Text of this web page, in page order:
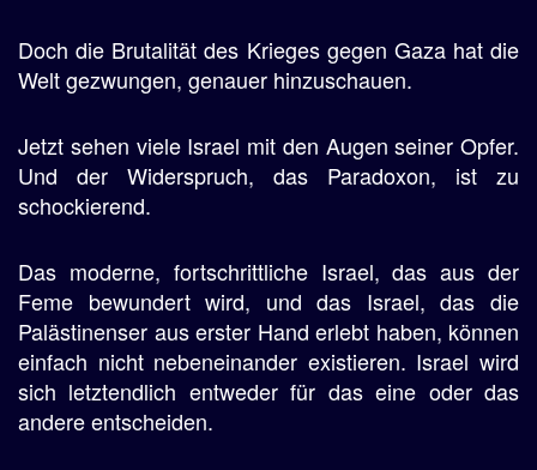
Doch die Brutalität des Krieges gegen Gaza hat die
Welt gezwungen, genauer hinzuschauen.
Jetzt sehen viele Israel mit den Augen seiner Opfer.
Und der Widerspruch, das Paradoxon, ist zu
schockierend.
Das moderne, fortschrittliche Israel, das aus der
Feme bewundert wird, und das Israel, das die
Palästinenser aus erster Hand erlebt haben, können
einfach nicht nebeneinander existieren. Israel wird
sich letztendlich entweder für das eine oder das
andere entscheiden.